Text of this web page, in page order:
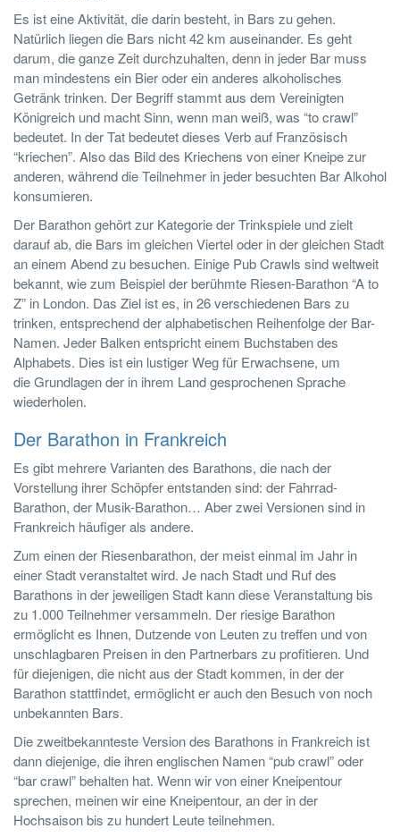
Es ist eine Aktivität, die darin besteht, in Bars zu gehen.
Natürlich liegen die Bars nicht 42 km auseinander. Es geht
darum, die ganze Zeit durchzuhalten, denn in jeder Bar muss
man mindestens ein Bier oder ein anderes alkoholisches
Getränk trinken. Der Begriff stammt aus dem Vereinigten
Königreich und macht Sinn, wenn man weiß, was “to crawl”
bedeutet. In der Tat bedeutet dieses Verb auf Französisch
“kriechen”. Also das Bild des Kriechens von einer Kneipe zur
anderen, während die Teilnehmer in jeder besuchten Bar Alkohol
konsumieren.
Der Barathon gehört zur Kategorie der Trinkspiele und zielt
darauf ab, die Bars im gleichen Viertel oder in der gleichen Stadt
an einem Abend zu besuchen. Einige Pub Crawls sind weltweit
bekannt, wie zum Beispiel der berühmte Riesen-Barathon “A to
Z” in London. Das Ziel ist es, in 26 verschiedenen Bars zu
trinken, entsprechend der alphabetischen Reihenfolge der Bar-
Namen. Jeder Balken entspricht einem Buchstaben des
Alphabets. Dies ist ein lustiger Weg für Erwachsene, um
die Grundlagen der in ihrem Land gesprochenen Sprache
wiederholen.
Der Barathon in Frankreich
Es gibt mehrere Varianten des Barathons, die nach der
Vorstellung ihrer Schöpfer entstanden sind: der Fahrrad-
Barathon, der Musik-Barathon… Aber zwei Versionen sind in
Frankreich häufiger als andere.
Zum einen der Riesenbarathon, der meist einmal im Jahr in
einer Stadt veranstaltet wird. Je nach Stadt und Ruf des
Barathons in der jeweiligen Stadt kann diese Veranstaltung bis
zu 1.000 Teilnehmer versammeln. Der riesige Barathon
ermöglicht es Ihnen, Dutzende von Leuten zu treffen und von
unschlagbaren Preisen in den Partnerbars zu profitieren. Und
für diejenigen, die nicht aus der Stadt kommen, in der der
Barathon stattfindet, ermöglicht er auch den Besuch von noch
unbekannten Bars.
Die zweitbekannteste Version des Barathons in Frankreich ist
dann diejenige, die ihren englischen Namen “pub crawl” oder
“bar crawl” behalten hat. Wenn wir von einer Kneipentour
sprechen, meinen wir eine Kneipentour, an der in der
Hochsaison bis zu hundert Leute teilnehmen.